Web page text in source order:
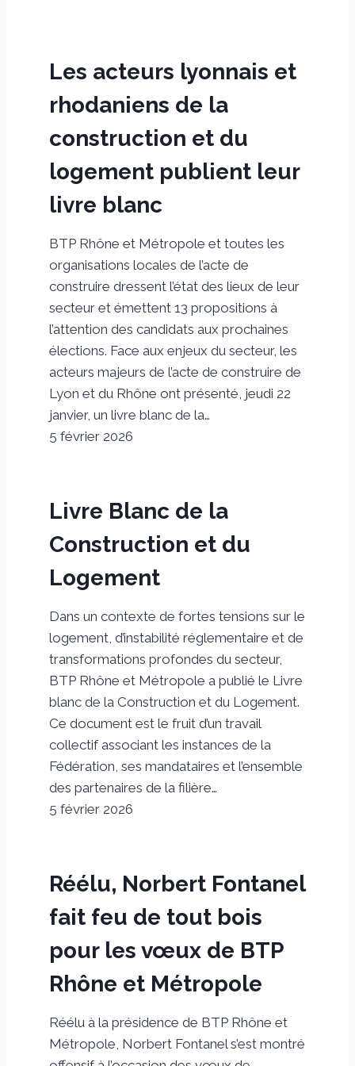
Les acteurs lyonnais et
rhodaniens de la
construction et du
logement publient leur
livre blanc
BTP Rhône et Métropole et toutes les
organisations locales de l’acte de
construire dressent l’état des lieux de leur
secteur et émettent 13 propositions à
l’attention des candidats aux prochaines
élections. Face aux enjeux du secteur, les
acteurs majeurs de l’acte de construire de
Lyon et du Rhône ont présenté, jeudi 22
janvier, un livre blanc de la…
5 février 2026
Livre Blanc de la
Construction et du
Logement
Dans un contexte de fortes tensions sur le
logement, d’instabilité réglementaire et de
transformations profondes du secteur,
BTP Rhône et Métropole a publié le Livre
blanc de la Construction et du Logement.
Ce document est le fruit d’un travail
collectif associant les instances de la
Fédération, ses mandataires et l’ensemble
des partenaires de la filière…
5 février 2026
Réélu, Norbert Fontanel
fait feu de tout bois
pour les vœux de BTP
Rhône et Métropole
Réélu à la présidence de BTP Rhône et
Métropole, Norbert Fontanel s’est montré